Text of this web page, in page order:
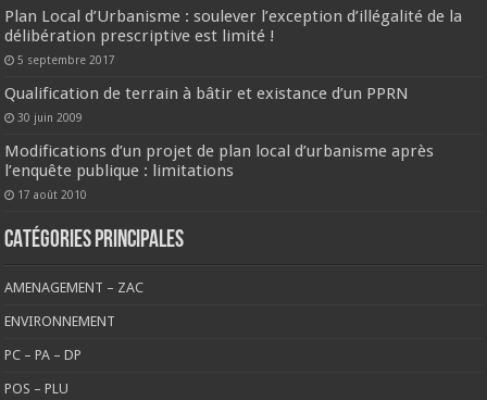
Plan Local d’Urbanisme : soulever l’exception d’illégalité de la
délibération prescriptive est limité !
5 septembre 2017
Qualification de terrain à bâtir et existance d’un PPRN
30 juin 2009
Modifications d’un projet de plan local d’urbanisme après
l’enquête publique : limitations
17 août 2010
CATÉGORIES PRINCIPALES
AMENAGEMENT – ZAC
ENVIRONNEMENT
PC – PA – DP
POS – PLU